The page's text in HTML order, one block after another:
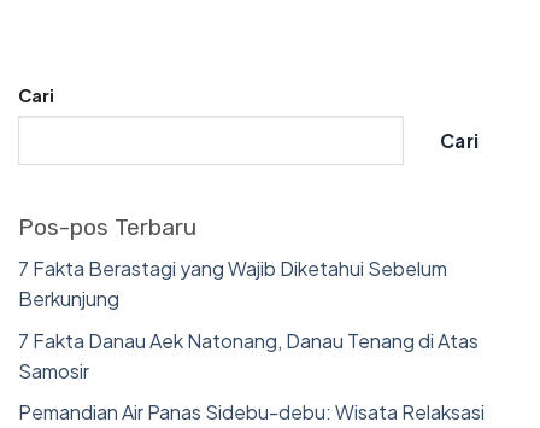
Cari
Cari
Pos-pos Terbaru
7 Fakta Berastagi yang Wajib Diketahui Sebelum
Berkunjung
7 Fakta Danau Aek Natonang, Danau Tenang di Atas
Samosir
Pemandian Air Panas Sidebu-debu: Wisata Relaksasi